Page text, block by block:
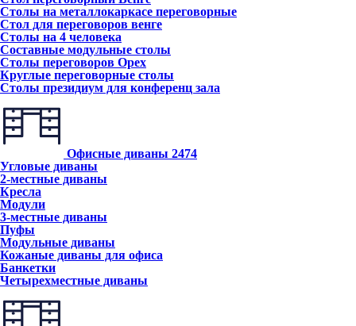
Столы на металлокаркасе переговорные
Стол для переговоров венге
Столы на 4 человека
Составные модульные столы
Столы переговоров Орех
Круглые переговорные столы
Столы президиум для конференц зала
Офисные диваны 2474
Угловые диваны
2-местные диваны
Кресла
Модули
3-местные диваны
Пуфы
Модульные диваны
Кожаные диваны для офиса
Банкетки
Четырехместные диваны